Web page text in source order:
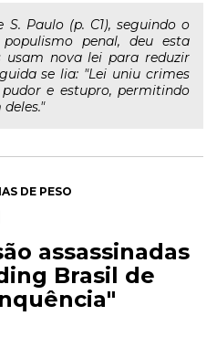
S. Paulo (p. C1), seguindo o
penal, deu esta
usam nova lei para reduzir
se lia: "Lei uniu crimes
e estupro, permitindo
DE PESO
assassinadas
Brasil de